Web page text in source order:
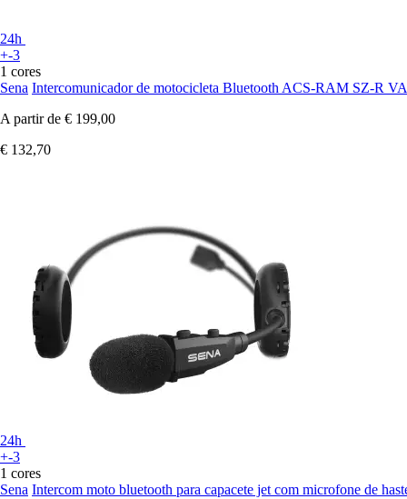
24h
+-3
1 cores
Sena Intercomunicador de motocicleta Bluetooth ACS-RAM SZ-R
A partir de € 199,00
€ 132,70
24h
+-3
1 cores
Sena Intercom moto bluetooth para capacete jet com microfone de